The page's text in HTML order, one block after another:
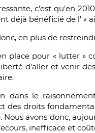
c'est qu'en
déjà bénéficié de l' «
en plus de
place pour « lutter »
d'aller et venir
dans le
des droits
Nous avons donc,
inefficace et